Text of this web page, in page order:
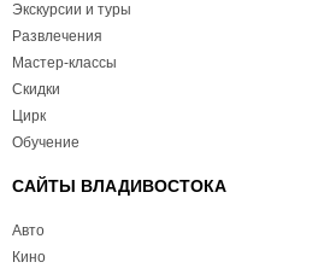
Экскурсии и туры
Развлечения
Мастер-классы
Скидки
Цирк
Обучение
САЙТЫ ВЛАДИВОСТОКА
Авто
Кино